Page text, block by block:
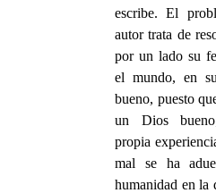
escribe. El
autor trata de
por un lado su
el mundo, en
bueno, puesto
un Dios
propia
mal se ha
humanidad en la